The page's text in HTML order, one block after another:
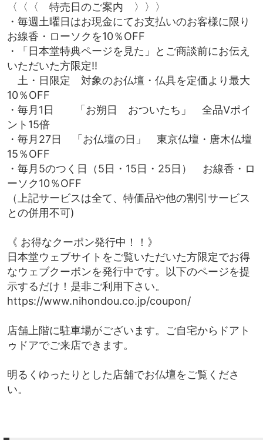
〈〈〈 特売日のご案内 〉〉〉
・毎週土曜日はお現金にてお支払いのお客様に限り
お線香・ローソクを10％OFF
・「日本堂特典ページを見た」とご商談前にお伝え
いただいた方限定‼
土・日限定 対象のお仏壇・仏具を定価より最大
10％OFF
・毎月1日 「お朔日 おついたち」 全品Vポイ
ント15倍
・毎月27日 「お仏壇の日」 東京仏壇・唐木仏壇
15％OFF
・毎月5のつく日（5日・15日・25日） お線香・ロ
ーソク10％OFF
（上記サービスは全て、特価品や他の割引サービス
との併用不可)
《 お得なクーポン発行中！！》
日本堂ウェブサイトをご覧いただいた方限定でお得
なウェブクーポンを発行中です。以下のページを提
示するだけ！是非ご利用下さい。
https://www.nihondou.co.jp/coupon/
店舗上階に駐車場がございます。ご自宅からドアト
ゥドアでご来店できます。
明るくゆったりとした店舗でお仏壇をご覧くださ
い。